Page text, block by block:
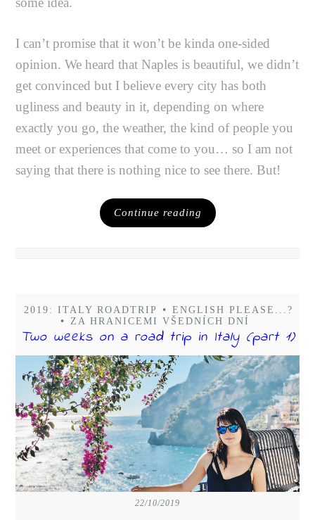
I can’t promise that it won’t be kinda one-sided
opinion. We heard that Naples is beautiful, we didn’t
get convinced but I believe every city has both
ugliness and beauty in it, depending on where
exactly you go, the weather, the kind of people you
meet or experiences that come to you… so I am not
saying that there is nothing nice to see there. But!
Continue reading
2019: ITALY ROADTRIP •
ENGLISH PLEASE...?
• ZA HRANICEMI VŠEDNÍCH DNÍ
Two weeks on a road trip in Italy (part 1)
22/10/2019